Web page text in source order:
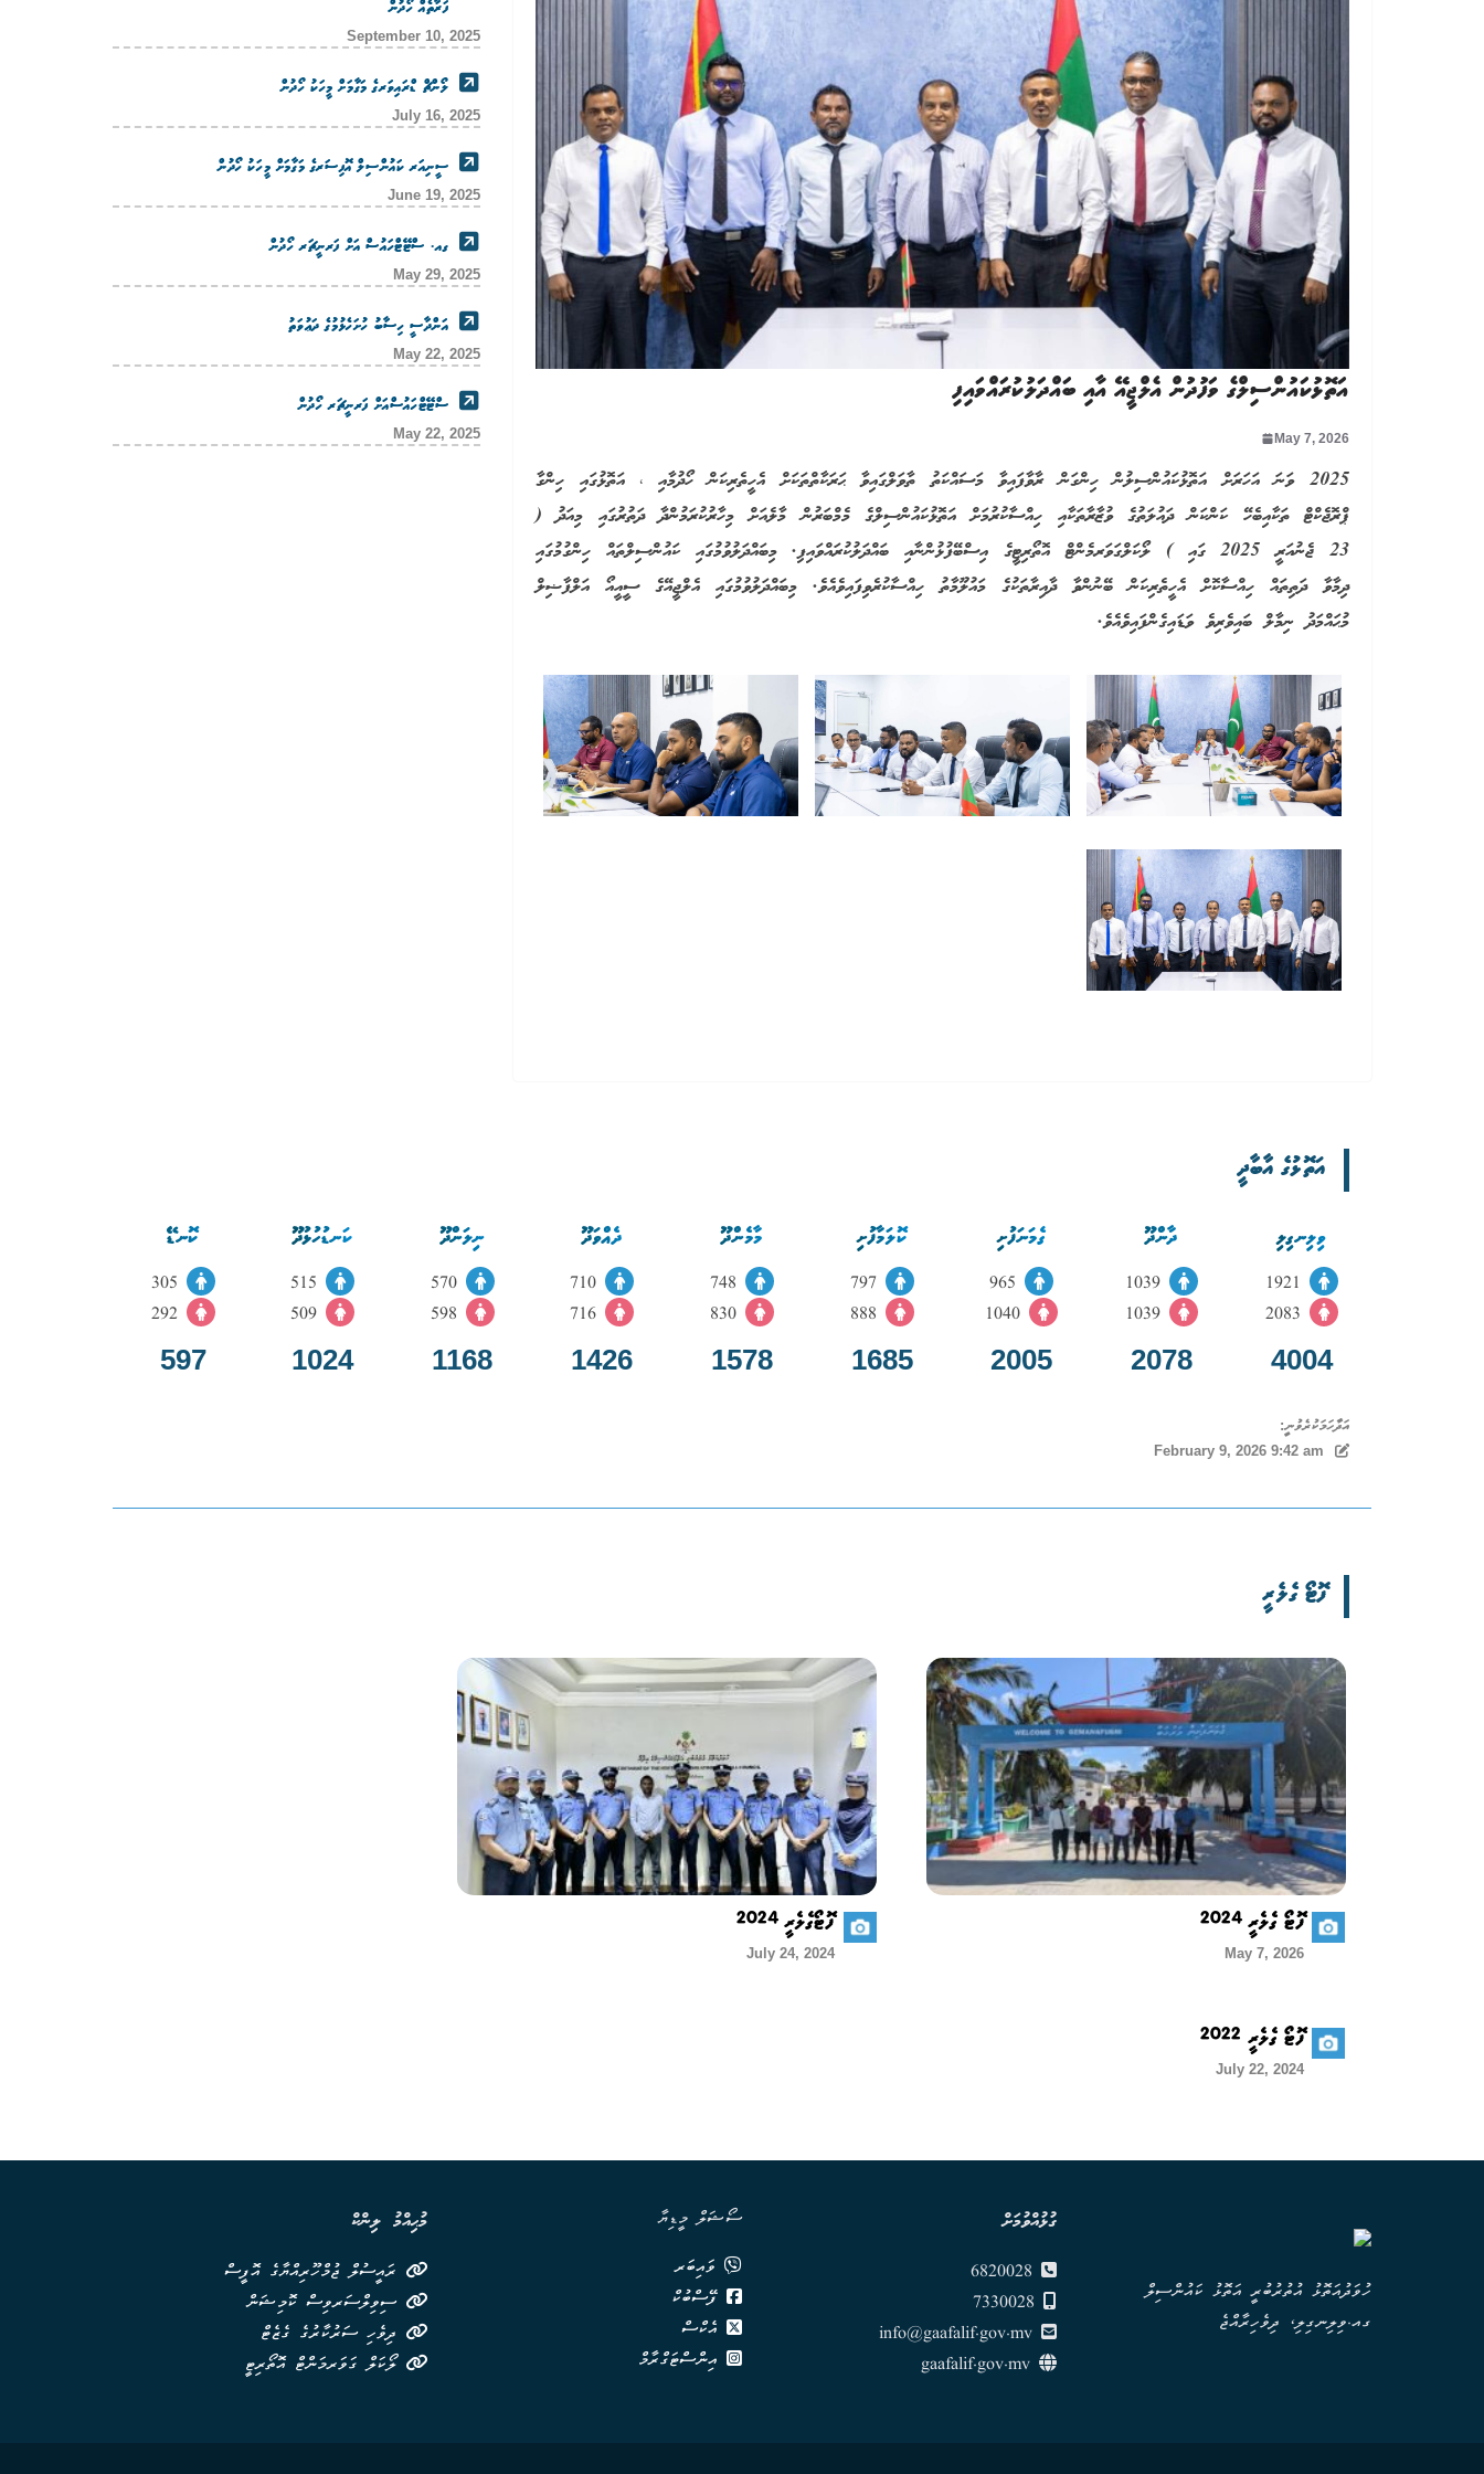
އަތޮޅުކައުންސިލްގެ ވަފުދުން އެލްޖީއޭ އާއި ބައްދަލުކުރައްވައިފި
May 7, 2026
2025 ވަނަ އަހަރަށް އަތޮޅުކައުންސިލުން ހިންގަން ރާވާފައިވާ މަސައްކަތު ތާވަލްގައިވާ ޙަރަކާތްތަކަށް އެހީތެރިކަން ހޯދުމާއި ، އަތޮޅުގައި ހިންގާ
ޕްރޮޖެކްޓް ތަކާއިބެހޭ ކަންކަން ދައުލަތުގެ ވުޒާރާތަކާއި ހިއްސާކުރުމަށް އަތޮޅުކައުންސިލްގެ މެމްބަރުން މާލެއަށް މިހާރުކުރަމުންދާ ދަތުރުގައި މިއަދު (
23 ޖެނުއަރީ 2025 ގައި ) ލޯކަލްގަވަރމެންޓް އޮތޯރިޓީގެ އިސްބޭފުޅުންނާއި ބައްދަލުކުރައްވައިފި. މިބައްދަލުވުމުގައި ކައުންސިލްތައް ހިންގުމުގައި
ދިމާވާ ދަތިތައް ހިއްސާކޮށް އެހީތެރިކަން ބޭނުންވާ ދާއިރާތަކުގެ މައުލޫމާތު ހިއްސާކުރެވިފައިވެއެވެ. މިބައްދަލުވުމުގައި އެލްޖީއޭގެ ސީއީއޯ އަލްފާޟިލް
މުޙައްމަދު ނިމާލް ބައިވެރިވެ ވަޑައިގެންފައިވެއެވެ.
ފަރާތެއް ހޯދުން
September 10, 2025
ލޯންޗް ޑްރައިވަރގެ މަގާމަށް މީހަކު ހޯދުން
July 16, 2025
ސީނިއަރ ކައުންސިލް އޮފިސަރގެ މަގާމަށް މީހަކު ހޯދުން
June 19, 2025
ގއ. ސްޓޭޓްހައުސް އަށް ފަރނީޗަރ ހޯދުން
May 29, 2025
އަންދާސީ ހިސާބު ހުށަހެޅުމުގެ ދަޢުވަތު
May 22, 2025
ސްޓޭޓްހައުސްއަށް ފަރނީޗަރ ހޯދުން
May 22, 2025
އަތޮޅުގެ އާބާދީ
ވިލިނގިލި
4004
ދާންދޫ
1039
1039
2078
ގެމަނަފުށި
965
1040
2005
ކޮލަމާފުށި
797
1685
މާމެންދޫ
748
830
1578
ދެއްވަދޫ
710
716
1426
ނިލަންދޫ
570
1168
ކަނޑުހުޅުދޫ
515
509
1024
ކޮނޑޭ
292
597
އަދާހަމަކުރެވުނީ:
February 9, 2026 9:42 am
ފޮޓޯ ގެލެރީ
ފޮޓޯ ގެލެރީ 2024
May 7, 2026
ފޮޓޯގެލެރީ 2024
July 24, 2024
ފޮޓޯ ގެލެރީ 2022
July 22, 2024
ހުވަދުއަތޮޅު އުތުރުބުރީ އަތޮޅު ކައުންސިލް
ގއ.ވިލިނގިލި، ދިވެހިރާއްޖެ
ގުޅުއްވުމަށް
info@gaafalif.gov.mv
ސޯޝަލް މީޑިޔާ
ވައިބަރ
ފޭސްބުކް
އެކްސް
އިންސްޓަގްރާމް
މުޙިއްމު ލިންކް
ރައީސުލް ޖުމްހޫރިއްޔާގެ އޮފީސް
ސިވިލްސަރވިސް ކޮމިޝަން
ދިވެހި ސަރުކާރުގެ ގެޒެޓް
ލޯކަލް ގަވަރމަންޓް އޮތޯރިޓީ